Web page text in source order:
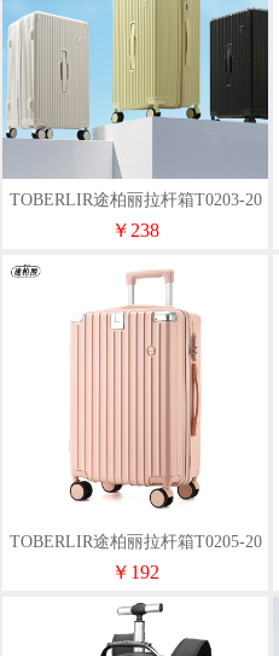
TOBERLIR途柏丽拉杆箱T0203-20
￥238
TOBERLIR途柏丽拉杆箱T0205-20
寸
￥192